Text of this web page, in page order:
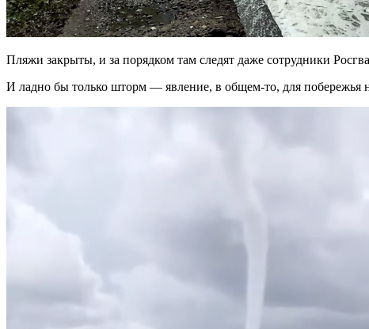
Пляжи закрыты, и за порядком там следят даже сотрудники
И ладно бы только шторм — явление, в общем-то, для побережья